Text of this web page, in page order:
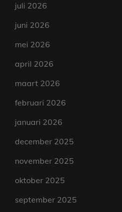
juli 2026
juni 2026
mei 2026
april 2026
maart 2026
februari 2026
januari 2026
december 2025
november 2025
oktober 2025
september 2025